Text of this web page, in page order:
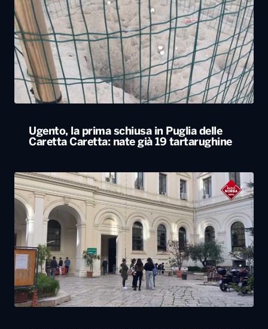
Ugento, la prima schiusa in Puglia delle
Caretta Caretta: nate già 19 tartarughine